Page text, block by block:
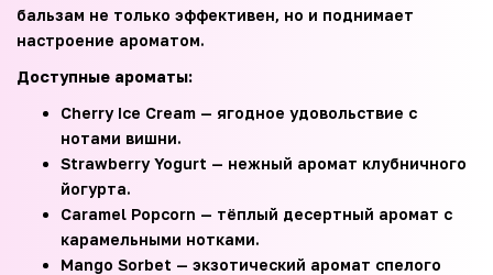
бальзам не только эффективен, но и поднимает
настроение ароматом.
Доступные ароматы:
Cherry Ice Cream — ягодное удовольствие с
нотами вишни.
Strawberry Yogurt — нежный аромат клубничного
йогурта.
Caramel Popcorn — тёплый десертный аромат с
карамельными нотками.
Mango Sorbet — экзотический аромат спелого